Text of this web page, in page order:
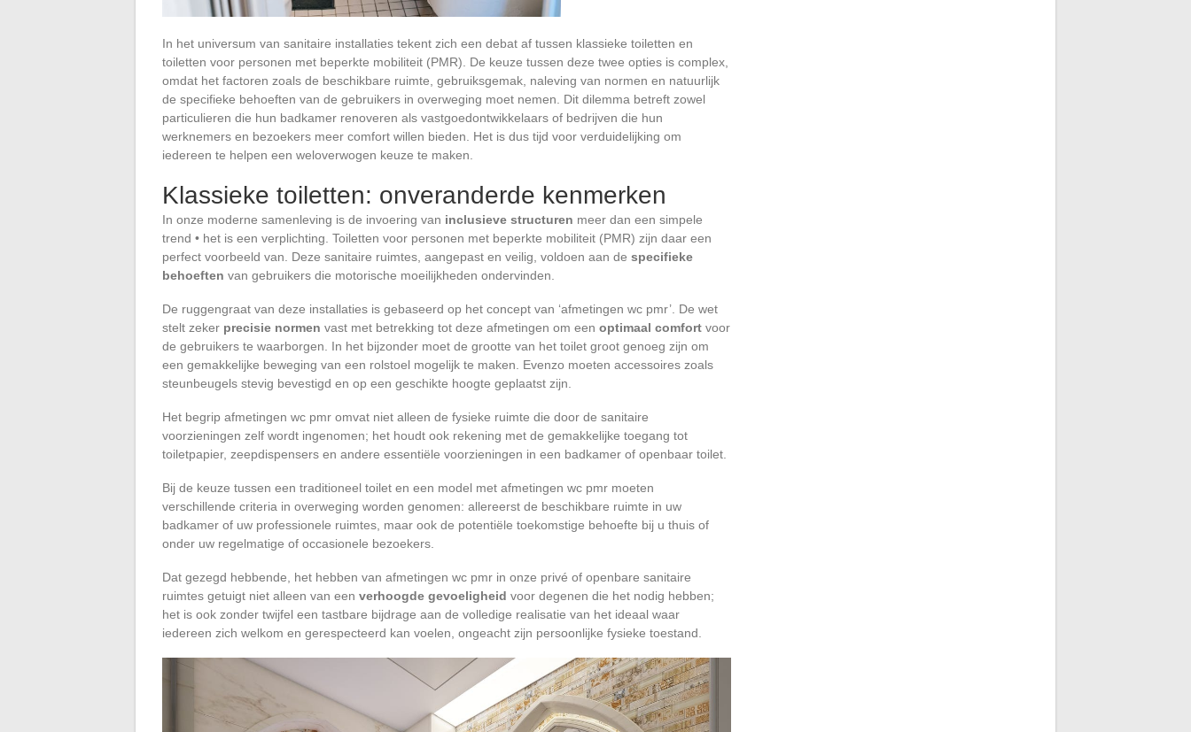
In het universum van sanitaire installaties tekent zich een debat af tussen klassieke toiletten en
toiletten voor personen met beperkte mobiliteit (PMR). De keuze tussen deze twee opties is complex,
omdat het factoren zoals de beschikbare ruimte, gebruiksgemak, naleving van normen en natuurlijk
de specifieke behoeften van de gebruikers in overweging moet nemen. Dit dilemma betreft zowel
particulieren die hun badkamer renoveren als vastgoedontwikkelaars of bedrijven die hun
werknemers en bezoekers meer comfort willen bieden. Het is dus tijd voor verduidelijking om
iedereen te helpen een weloverwogen keuze te maken.
Klassieke toiletten: onveranderde kenmerken
In onze moderne samenleving is de invoering van inclusieve structuren meer dan een simpele
trend • het is een verplichting. Toiletten voor personen met beperkte mobiliteit (PMR) zijn daar een
perfect voorbeeld van. Deze sanitaire ruimtes, aangepast en veilig, voldoen aan de specifieke
behoeften van gebruikers die motorische moeilijkheden ondervinden.
De ruggengraat van deze installaties is gebaseerd op het concept van ‘afmetingen wc pmr’. De wet
stelt zeker precisie normen vast met betrekking tot deze afmetingen om een optimaal comfort voor
de gebruikers te waarborgen. In het bijzonder moet de grootte van het toilet groot genoeg zijn om
een gemakkelijke beweging van een rolstoel mogelijk te maken. Evenzo moeten accessoires zoals
steunbeugels stevig bevestigd en op een geschikte hoogte geplaatst zijn.
Het begrip afmetingen wc pmr omvat niet alleen de fysieke ruimte die door de sanitaire
voorzieningen zelf wordt ingenomen; het houdt ook rekening met de gemakkelijke toegang tot
toiletpapier, zeepdispensers en andere essentiële voorzieningen in een badkamer of openbaar toilet.
Bij de keuze tussen een traditioneel toilet en een model met afmetingen wc pmr moeten
verschillende criteria in overweging worden genomen: allereerst de beschikbare ruimte in uw
badkamer of uw professionele ruimtes, maar ook de potentiële toekomstige behoefte bij u thuis of
onder uw regelmatige of occasionele bezoekers.
Dat gezegd hebbende, het hebben van afmetingen wc pmr in onze privé of openbare sanitaire
ruimtes getuigt niet alleen van een verhoogde gevoeligheid voor degenen die het nodig hebben;
het is ook zonder twijfel een tastbare bijdrage aan de volledige realisatie van het ideaal waar
iedereen zich welkom en gerespecteerd kan voelen, ongeacht zijn persoonlijke fysieke toestand.